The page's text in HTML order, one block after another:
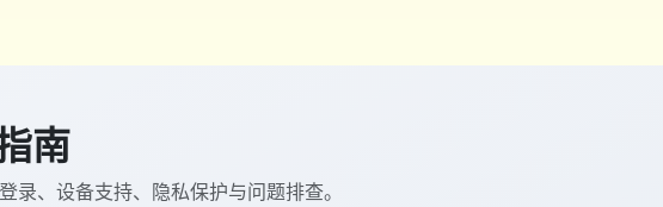
南
、设备支持、隐私保护与问题排查。